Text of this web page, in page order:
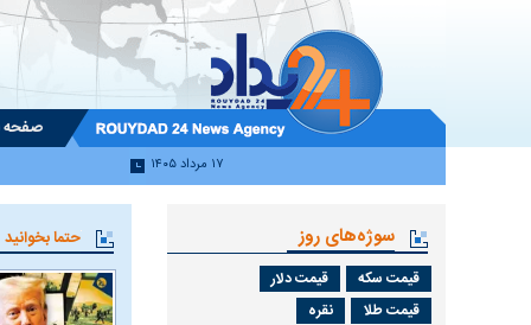
۱۷ مرداد ۱۴۰۵
حتما بخوانید سوژه‌های روز
قیمت سکه
قیمت دلار
قیمت طلا
نقره